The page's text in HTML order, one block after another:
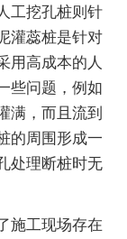
工挖孔桩则针
灌蕊桩是针对
用高成本的人
些问题，例如
满，而且流到
的周围形成一
处理断桩时无
施工现场存在